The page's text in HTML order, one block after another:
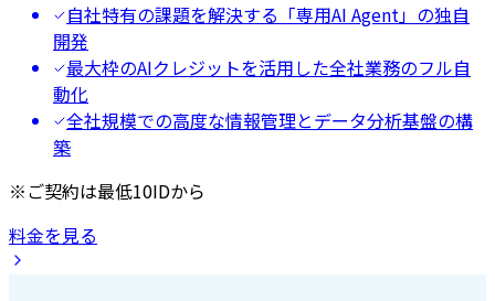
自社特有の課題を解決する「専用AI Agent」の独自
開発
最大枠のAIクレジットを活用した全社業務のフル自
動化
全社規模での高度な情報管理とデータ分析基盤の構
築
※ご契約は最低10IDから
料金を見る